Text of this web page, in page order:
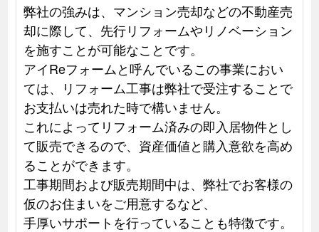
弊社の強みは、マンション売却などの不動産売
却に際して、先行リフォームやリノベーション
を施すことが可能なことです。
アイReフォームと呼んでいるこの事業におい
ては、リフォーム工事は弊社で受注することで
お支払いは売れた時で構いません。
これによってリフォーム済みの即入居物件とし
て販売できるので、資産価値と購入意欲を高め
ることができます。
工事期間および販売期間中は、弊社でお客様の
仮のお住まいをご用意するなど、
手厚いサポートを行っていることも特徴です。